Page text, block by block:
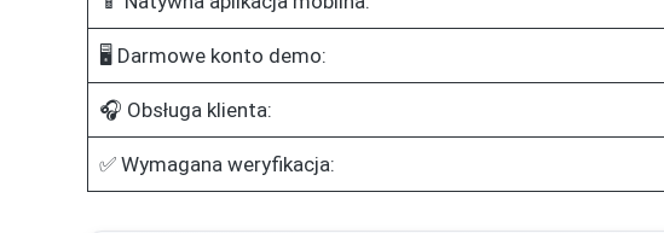
🖥️ Darmowe konto demo:
🎧 Obsługa klienta:
✅ Wymagana weryfikacja: